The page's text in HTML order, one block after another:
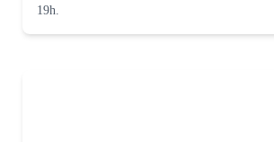
19h.